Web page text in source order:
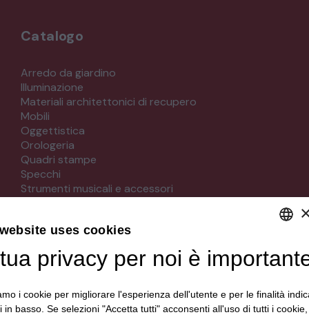
Catalogo
Arredo da giardino
Illuminazione
Materiali architettonici di recupero
Mobili
Oggettistica
Orologeria
Quadri stampe
Specchi
Strumenti musicali e accessori
Seguici su
DEFAULT LANGUAGE
ITALIAN
uses cookies
privacy per noi è
i cookie per migliorare l'esperienza dell'utente e per le finalità
in basso. Se selezioni "Accetta tutti" acconsenti all'uso di tutti i